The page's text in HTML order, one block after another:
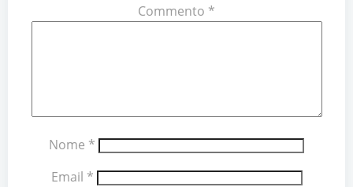
Commento *
Nome *
Email *